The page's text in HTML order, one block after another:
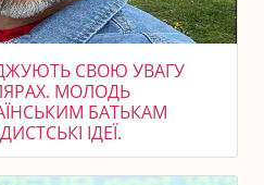
СВОЮ УВАГУ
МОЛОДЬ
БАТЬКАМ
ІДЕЇ.